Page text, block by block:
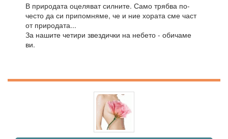
В природата оцеляват силните. Само трябва по-
често да си припомняме, че и ние хората сме част
от природата...
За нашите четири звездички на небето - обичаме
ви.